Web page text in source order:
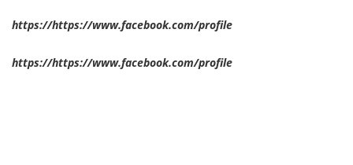
https://https://www.facebook.com/profile
https://https://www.facebook.com/profile